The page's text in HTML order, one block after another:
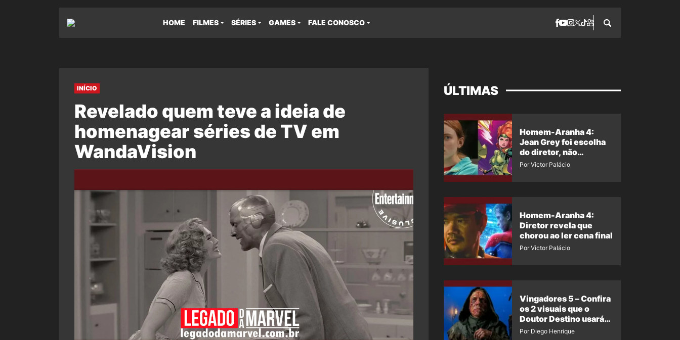
HOME FILMES SÉRIES GAMES FALE CONOSCO
INÍCIO
Revelado quem teve a ideia de
homenagear séries de TV em
WandaVision
ÚLTIMAS
Homem-Aranha 4:
Jean Grey foi escolha
do diretor, não
imposição da Marvel
Por Victor Palácio
Homem-Aranha 4:
Diretor revela que
chorou ao ler cena final
Por Victor Palácio
Vingadores 5 – Confira
os 2 visuais que o
Doutor Destino usará
no filme
Por Diego Henrique